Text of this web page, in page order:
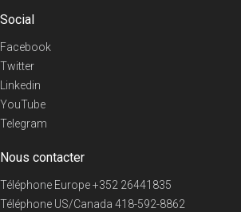
Social
Facebook
Twitter
Linkedin
YouTube
Telegram
Nous contacter
Téléphone Europe+352 26441835
Téléphone US/Canada 418-592-8862